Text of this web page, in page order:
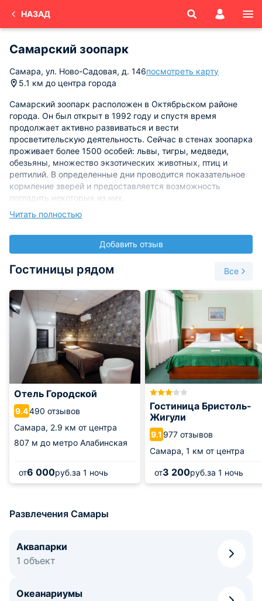
НАЗАД
Самарский зоопарк
Самара, ул. Ново-Садовая, д. 146посмотреть карту
5.1 км до центра города
Самарский зоопарк расположен в Октябрьском районе
города. Он был открыт в 1992 году и спустя время
продолжает активно развиваться и вести
просветительскую деятельность. Сейчас в стенах зоопарка
проживает более 1500 особей: львы, тигры, медведи,
обезьяны, множество экзотических животных, птиц и
рептилий. В определенные дни проводится показательное
кормление зверей и предоставляется возможность
погладить некоторых из них.
Стоимость детского билета — 150 рублей, взрослого —
300.
Читать полностью
Добавить отзыв
Гостиницы рядом Все
Отель Городской
9.4490 отзывов
Самара, 2.9 км от центра
807 м до метро Алабинская
от6 000руб.за 1 ночь
Гостиница Бристоль-
Жигули
9.1 977 отзывов
Самара, 1 км от центра
от3 200руб.за 1 ночь
Развлечения Самары
Аквапарки
1 объект
Океанариумы